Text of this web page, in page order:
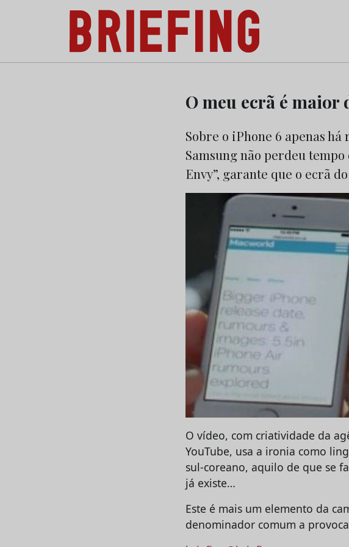
Briefing: Todas as notícias sobre os negócios do Marketing
O meu ecrã é maior
Sobre o iPhone 6 apenas
Samsung não perdeu
Envy”, garante que o ecrã
O vídeo, com criatividade da
YouTube, usa a ironia como
sul-coreano, aquilo de que se
já existe…
Este é mais um elemento da
denominador comum a